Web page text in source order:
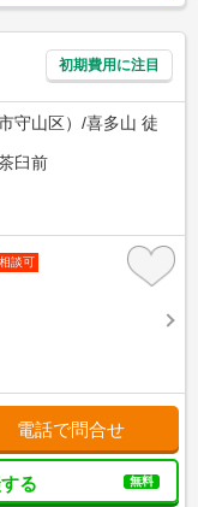
初期費用に注目
守山区）/喜多山 徒
臼前
談可
電話で問合せ
る 無料